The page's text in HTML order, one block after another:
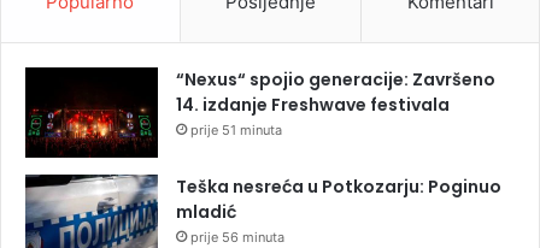
“Nexus“ spojio generacije: Završeno
14. izdanje Freshwave festivala
prije 51 minuta
Teška nesreća u Potkozarju: Poginuo
mladić
prije 56 minuta